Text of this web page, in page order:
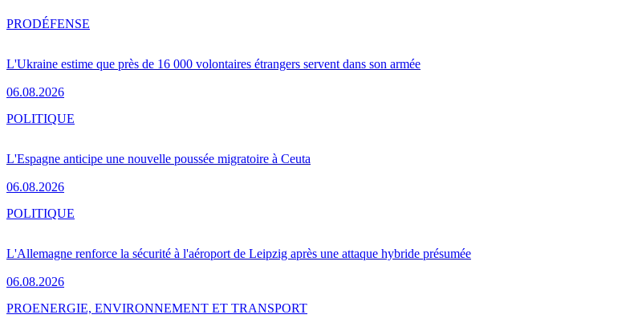
L'Ukraine estime que près de 16 000 volontaires étrangers servent dans son armée
06.08.2026
PRODÉFENSE
L'Espagne anticipe une nouvelle poussée migratoire à Ceuta
06.08.2026
POLITIQUE
L'Allemagne renforce la sécurité à l'aéroport de Leipzig après une attaque hybride présumée
06.08.2026
POLITIQUE
PROENERGIE, ENVIRONNEMENT ET TRANSPORT